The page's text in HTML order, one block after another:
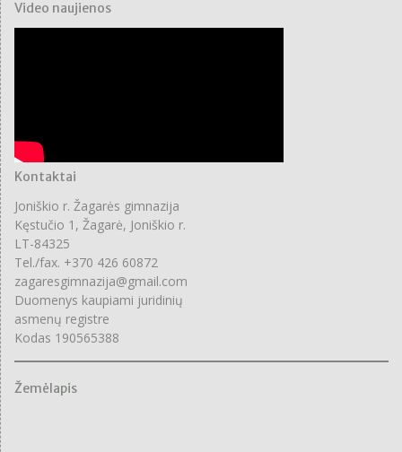
Video naujienos
Kontaktai
Joniškio r. Žagarės gimnazija
Kęstučio 1, Žagarė, Joniškio r.
LT-84325
Tel./fax. +370 426 60872
zagaresgimnazija@gmail.com
Duomenys kaupiami juridinių
asmenų registre
Kodas 190565388
Žemėlapis